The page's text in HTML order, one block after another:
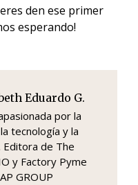
den ese primer
esperando!
Eduardo G.
por la
tecnología y la
Editora de The
y Factory Pyme
GROUP